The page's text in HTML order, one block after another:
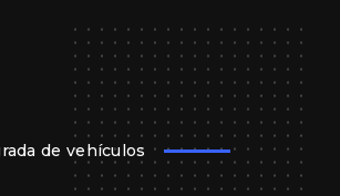
de vehículos